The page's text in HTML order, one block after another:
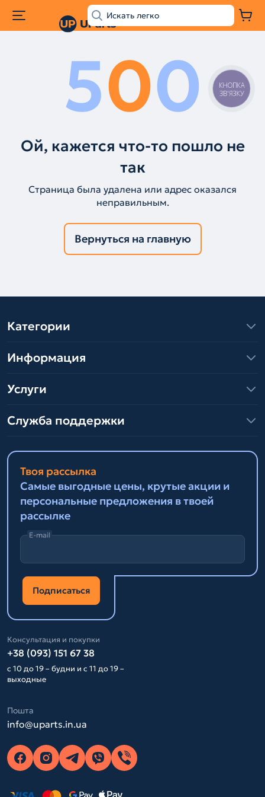
500
Ой, кажется что-то пошло не
так
Страница была удалена или адрес оказался
неправильным.
Вернуться на главную
Категории
Информация
Услуги
Служба поддержки
Твоя рассылка
Самые выгодные цены, крутые акции и
персональные предложения в твоей
рассылке
E-mail
Подписаться
Консультация и покупки
+38 (093) 151 67 38
с 10 до 19 – будни и с 11 до 19 –
выходные
Пошта
info@uparts.in.ua
КНОПКА
ЗВ'ЯЗКУ